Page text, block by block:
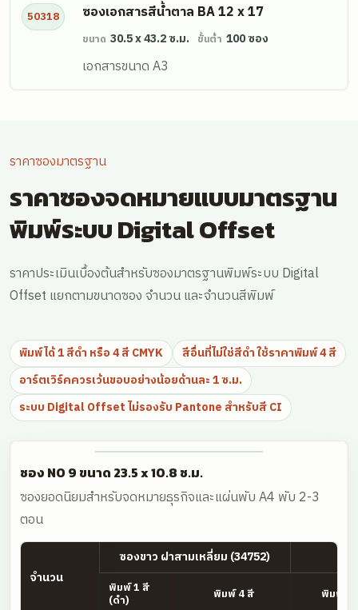
50318 ซองเอกสารสีน้ำตาล BA 12 x 17
ขนาด 30.5 x 43.2 ซ.ม. ขั้นต่ำ 100 ซอง
เอกสารขนาด A3
ราคาซองมาตรฐาน
ราคาซองจดหมายแบบมาตรฐาน
พิมพ์ระบบ Digital Offset
ราคาประเมินเบื้องต้นสำหรับซองมาตรฐานพิมพ์ระบบ Digital
Offset แยกตามขนาดซอง จำนวน และจำนวนสีพิมพ์
พิมพ์ได้ 1 สีดำ หรือ 4 สี CMYK
สีอื่นที่ไม่ใช่สีดำ ใช้ราคาพิมพ์ 4 สี
อาร์ตเวิร์คควรเว้นขอบอย่างน้อยด้านละ 1 ซ.ม.
ระบบ Digital Offset ไม่รองรับ Pantone สำหรับสี CI
ซอง NO 9 ขนาด 23.5 x 10.8 ซ.ม.
ซองยอดนิยมสำหรับจดหมายธุรกิจและแผ่นพับ A4 พับ 2-3
ตอน
จำนวน
ซองขาว ฝาสามเหลี่ยม (34752)
พิมพ์ 1 สี
(ดำ) พิมพ์ 4 สี พิมพ์ 1